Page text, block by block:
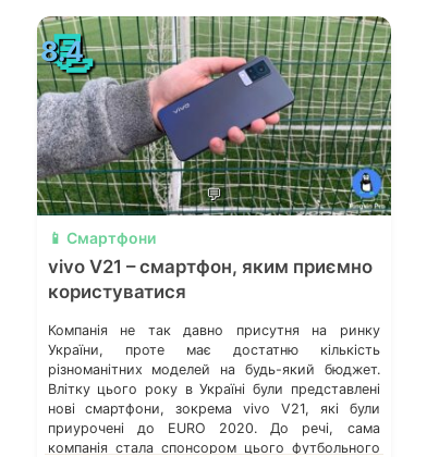
📃
8.4
💬
📱 Смартфони
vivo V21 – смартфон, яким приємно
користуватися
Компанія не так давно присутня на ринку
України, проте має достатню кількість
різноманітних моделей на будь-який бюджет.
Влітку цього року в Україні були представлені
нові смартфони, зокрема vivo V21, які були
приурочені до EURO 2020. До речі, сама
компанія стала спонсором цього футбольного